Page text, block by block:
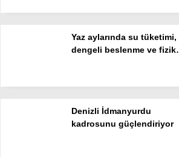
Namaz
Nöbetçi
SPOR
Yaz aylarında su tüketimi,
dengeli beslenme ve
Denizli İdmanyurdu
kadrosunu güçlendiriyor